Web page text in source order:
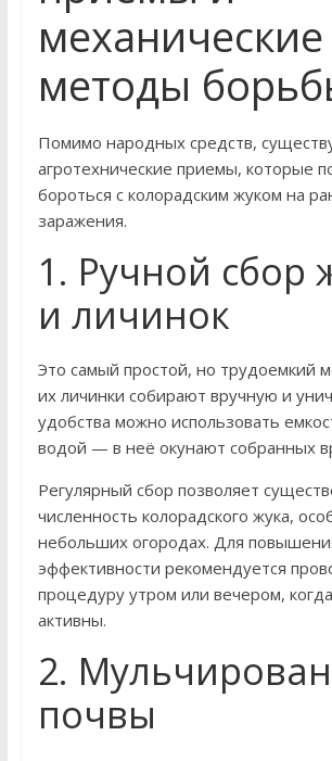
механические
методы
Помимо народных средств,
агротехнические приемы, которые
бороться с колорадским жуком на
заражения.
1. Ручной сбор
и личинок
Это самый простой, но трудоемкий
их личинки собирают вручную и
удобства можно использовать
водой — в неё окунают собранных
Регулярный сбор позволяет
численность колорадского жука,
небольших огородах. Для
эффективности рекомендуется
процедуру утром или вечером,
активны.
2.
почвы